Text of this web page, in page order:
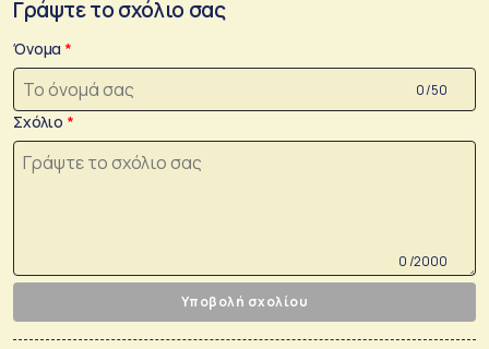
Γράψτε το σχόλιο σας
Όνομα
0 /50
Σχόλιο
0 /2000
Υποβολή σχολίου